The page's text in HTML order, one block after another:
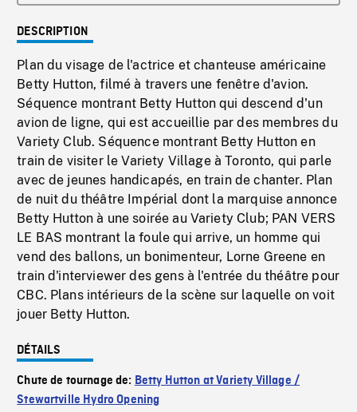
DESCRIPTION
Plan du visage de l'actrice et chanteuse américaine
Betty Hutton, filmé à travers une fenêtre d'avion.
Séquence montrant Betty Hutton qui descend d'un
avion de ligne, qui est accueillie par des membres du
Variety Club. Séquence montrant Betty Hutton en
train de visiter le Variety Village à Toronto, qui parle
avec de jeunes handicapés, en train de chanter. Plan
de nuit du théâtre Impérial dont la marquise annonce
Betty Hutton à une soirée au Variety Club; PAN VERS
LE BAS montrant la foule qui arrive, un homme qui
vend des ballons, un bonimenteur, Lorne Greene en
train d'interviewer des gens à l'entrée du théâtre pour
CBC. Plans intérieurs de la scène sur laquelle on voit
jouer Betty Hutton.
DÉTAILS
Chute de tournage de: Betty Hutton at Variety Village /
Stewartville Hydro Opening